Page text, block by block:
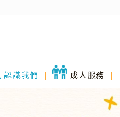
認識我們 成人服務